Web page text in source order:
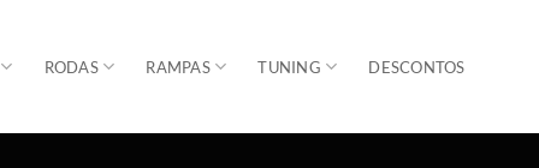
RODAS RAMPAS TUNING DESCONTOS